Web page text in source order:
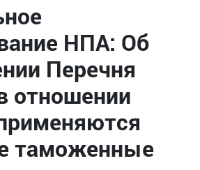
НПА: Об
Перечня
отношении
таможенные